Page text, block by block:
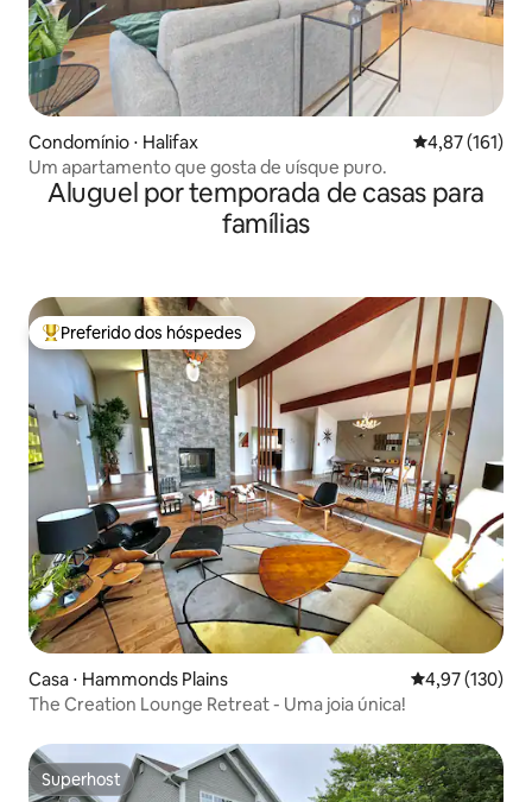
Condomínio ⋅ Halifax 4,87 de uma
4,87 (161)
Um apartamento que gosta de uísque puro.
Aluguel por temporada de casas para
famílias
Entre os melhores preferidos dos hóspedes
Preferido dos hóspedes
Casa ⋅ Hammonds Plains 4,97 de uma
4,97 (130)
The Creation Lounge Retreat - Uma joia única!
Superhost
Superhost